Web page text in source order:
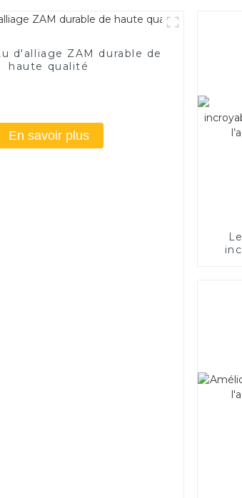
d'alliage ZAM durable de
haute qualité
En savoir plus